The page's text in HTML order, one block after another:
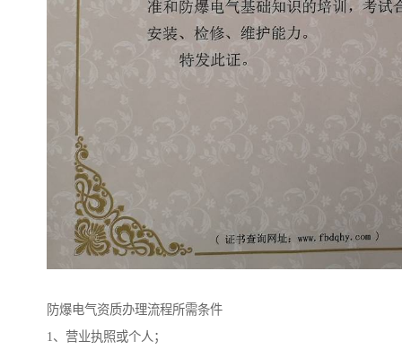
防爆电气资质办理流程所需条件
1、营业执照或个人；